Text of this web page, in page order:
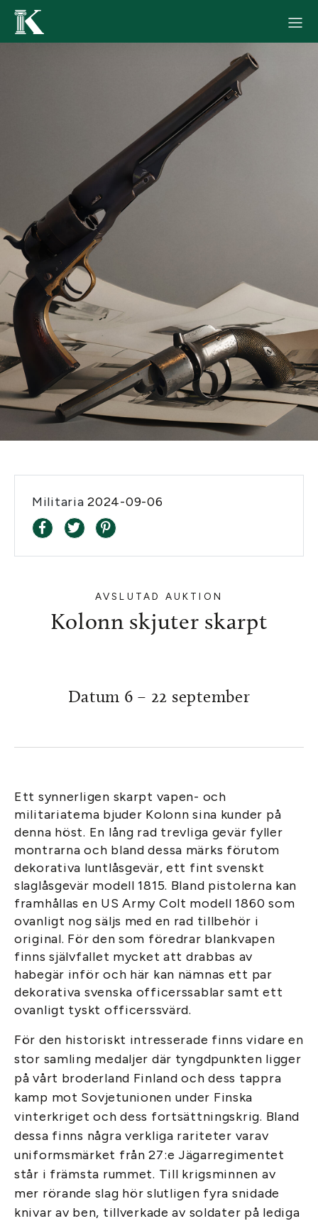
Militaria2024-09-06
AVSLUTAD AUKTION
Kolonn skjuter skarpt
Datum 6 – 22 september
Ett synnerligen skarpt vapen- och
militariatema bjuder Kolonn sina kunder på
denna höst. En lång rad trevliga gevär fyller
montrarna och bland dessa märks förutom
dekorativa luntlåsgevär, ett fint svenskt
slaglåsgevär modell 1815. Bland pistolerna kan
framhållas en US Army Colt modell 1860 som
ovanligt nog säljs med en rad tillbehör i
original. För den som föredrar blankvapen
finns självfallet mycket att drabbas av
habegär inför och här kan nämnas ett par
dekorativa svenska officerssablar samt ett
ovanligt tyskt officerssvärd.
För den historiskt intresserade finns vidare en
stor samling medaljer där tyngdpunkten ligger
på vårt broderland Finland och dess tappra
kamp mot Sovjetunionen under Finska
vinterkriget och dess fortsättningskrig. Bland
dessa finns några verkliga rariteter varav
uniformsmärket från 27:e Jägarregimentet
står i främsta rummet. Till krigsminnen av
mer rörande slag hör slutligen fyra snidade
knivar av ben, tillverkade av soldater på lediga